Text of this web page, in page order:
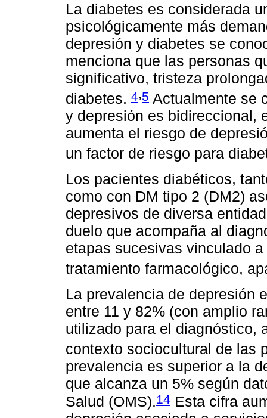
La diabetes es considerada
psicológicamente más
depresión y diabetes se
menciona que las personas
significativo, tristeza
diabetes. 4,5 Actualmente se
y depresión es bidireccional,
aumenta el riesgo de
un factor de riesgo para
Los pacientes diabéticos,
como con DM tipo 2 (DM2)
depresivos de diversa
duelo que acompaña al
etapas sucesivas vinculado
tratamiento farmacológico,
La prevalencia de depresión
entre 11 y 82% (con amplio
utilizado para el diagnóstico,
contexto sociocultural de las
prevalencia es superior a la
que alcanza un 5% según
Salud (OMS).14 Esta cifra